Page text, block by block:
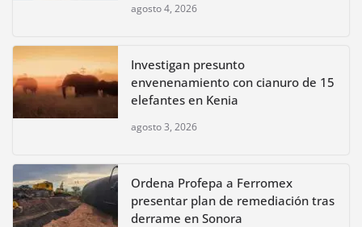
agosto 4, 2026
Investigan presunto
envenenamiento con cianuro de 15
elefantes en Kenia
agosto 3, 2026
Ordena Profepa a Ferromex
presentar plan de remediación tras
derrame en Sonora